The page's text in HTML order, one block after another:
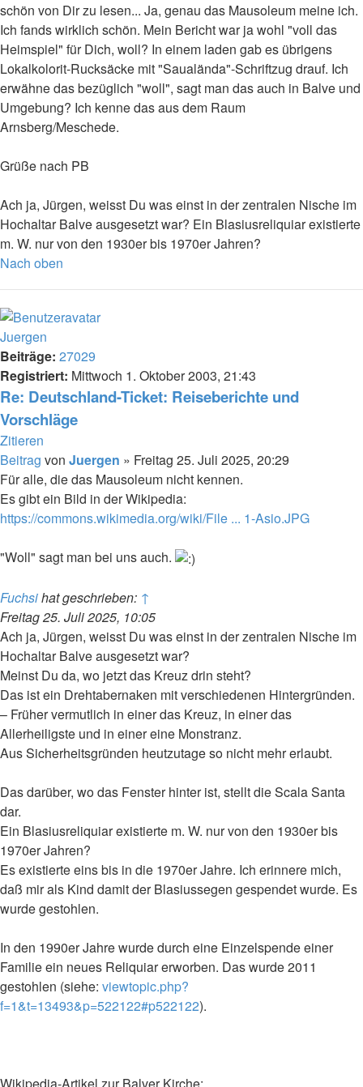
schön von Dir zu lesen... Ja, genau das Mausoleum meine ich.
Ich fands wirklich schön. Mein Bericht war ja wohl "voll das
Heimspiel" für Dich, woll? In einem laden gab es übrigens
Lokalkolorit-Rucksäcke mit "Saualända"-Schriftzug drauf. Ich
erwähne das bezüglich "woll", sagt man das auch in Balve und
Umgebung? Ich kenne das aus dem Raum
Arnsberg/Meschede.
Grüße nach PB
Ach ja, Jürgen, weisst Du was einst in der zentralen Nische im
Hochaltar Balve ausgesetzt war? Ein Blasiusreliquiar existierte
m. W. nur von den 1930er bis 1970er Jahren?
Nach oben
Juergen
Beiträge: 27029
Registriert: Mittwoch 1. Oktober 2003, 21:43
Re: Deutschland-Ticket: Reiseberichte und
Vorschläge
Zitieren
Beitrag von Juergen » Freitag 25. Juli 2025, 20:29
Für alle, die das Mausoleum nicht kennen.
Es gibt ein Bild in der Wikipedia:
https://commons.wikimedia.org/wiki/File ... 1-Asio.JPG
"Woll" sagt man bei uns auch.
Fuchsihat geschrieben: ↑
Freitag 25. Juli 2025, 10:05
Ach ja, Jürgen, weisst Du was einst in der zentralen Nische im
Hochaltar Balve ausgesetzt war?
Meinst Du da, wo jetzt das Kreuz drin steht?
Das ist ein Drehtabernaken mit verschiedenen Hintergründen.
– Früher vermutlich in einer das Kreuz, in einer das
Allerheiligste und in einer eine Monstranz.
Aus Sicherheitsgründen heutzutage so nicht mehr erlaubt.
Das darüber, wo das Fenster hinter ist, stellt die Scala Santa
dar.
Ein Blasiusreliquiar existierte m. W. nur von den 1930er bis
1970er Jahren?
Es existierte eins bis in die 1970er Jahre. Ich erinnere mich,
daß mir als Kind damit der Blasiussegen gespendet wurde. Es
wurde gestohlen.
In den 1990er Jahre wurde durch eine Einzelspende einer
Familie ein neues Reliquiar erworben. Das wurde 2011
gestohlen (siehe: viewtopic.php?
f=1&t=13493&p=522122#p522122).
Wikipedia-Artikel zur Balver Kirche: